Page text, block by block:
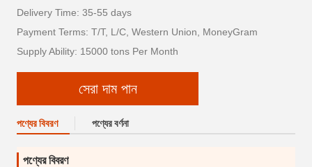
Delivery Time: 35-55 days
Payment Terms: T/T, L/C, Western Union, MoneyGram
Supply Ability: 15000 tons Per Month
সেরা দাম পান
পণ্যের বিবরণ পণ্যের বর্ণনা
পণ্যের বিবরণ